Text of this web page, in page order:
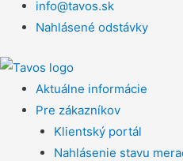
info@tavos.sk
Nahlásené odstávky
Aktuálne informácie
Pre zákazníkov
Klientský portál
Nahlásenie stavu